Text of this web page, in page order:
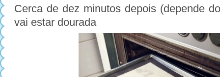
Cerca de dez minutos depois (depende
vai estar dourada